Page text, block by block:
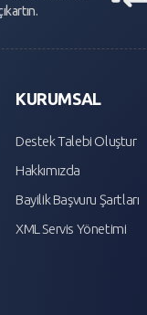
KURUMSAL
Destek Talebi Oluştur
Hakkımızda
Bayilik Başvuru Şartları
XML Servis Yönetimi